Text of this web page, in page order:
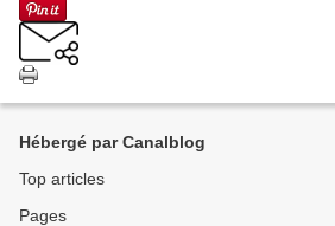
Hébergé par Canalblog
Top articles
Pages